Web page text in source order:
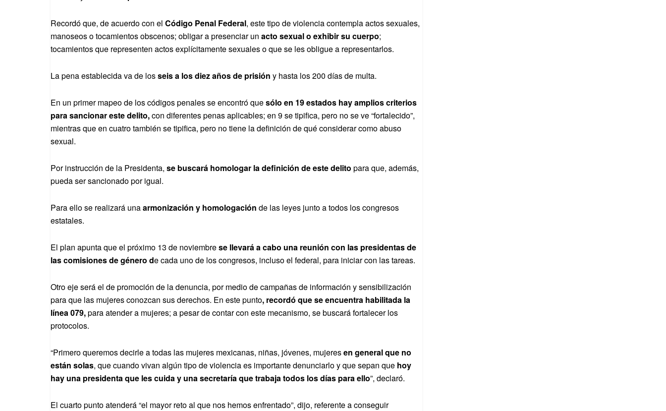
Recordó que, de acuerdo con el Código Penal Federal, este tipo de violencia contempla actos sexuales,
manoseos o tocamientos obscenos; obligar a presenciar un acto sexual o exhibir su cuerpo;
tocamientos que representen actos explícitamente sexuales o que se les obligue a representarlos.
La pena establecida va de losseis a los diez años de prisión y hasta los 200 días de multa.
En un primer mapeo de los códigos penales se encontró quesólo en 19 estados hay amplios criterios
para sancionar este delito,con diferentes penas aplicables; en 9 se tipifica, pero no se ve “fortalecido”,
mientras que en cuatro también se tipifica, pero no tiene la definición de qué considerar como abuso
sexual.
Por instrucción de la Presidenta, se buscará homologar la definición de este delito para que, además,
pueda ser sancionado por igual.
Para ello se realizará unaarmonización y homologación de las leyes junto a todos los congresos
estatales.
El plan apunta que el próximo 13 de noviembrese llevará a cabo una reunión con las presidentas de
las comisiones de género de cada uno de los congresos, incluso el federal, para iniciar con las tareas.
Otro eje será el de promoción de la denuncia, por medio de campañas de información y sensibilización
para que las mujeres conozcan sus derechos. En este punto, recordó que se encuentra habilitada la
línea 079,para atender a mujeres; a pesar de contar con este mecanismo, se buscará fortalecer los
protocolos.
“Primero queremos decirle a todas las mujeres mexicanas, niñas, jóvenes, mujeresen general que no
están solas, que cuando vivan algún tipo de violencia es importante denunciarlo y que sepan que hoy
hay una presidenta que les cuida y una secretaría que trabaja todos los días para ello”, declaró.
El cuarto punto atenderá “el mayor reto al que nos hemos enfrentado”, dijo, referente a conseguir